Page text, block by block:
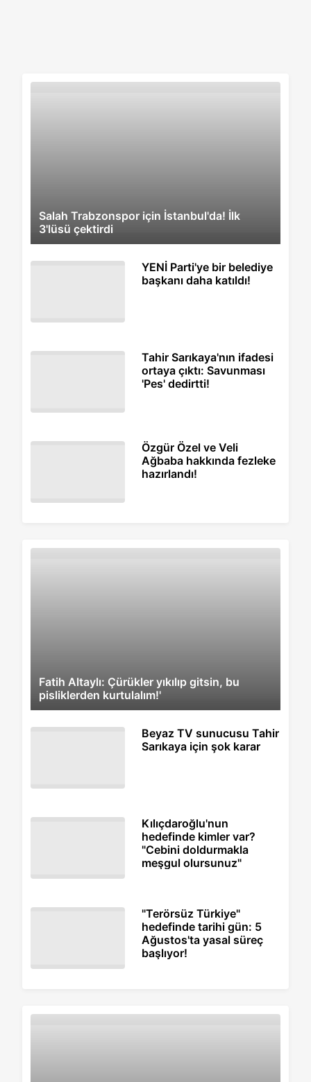
Salah Trabzonspor için İstanbul'da! İlk
3'lüsü çektirdi
YENİ Parti'ye bir belediye
başkanı daha katıldı!
Tahir Sarıkaya'nın ifadesi
ortaya çıktı: Savunması
'Pes' dedirtti!
Özgür Özel ve Veli
Ağbaba hakkında fezleke
hazırlandı!
Fatih Altaylı: Çürükler yıkılıp gitsin, bu
pisliklerden kurtulalım!'
Beyaz TV sunucusu Tahir
Sarıkaya için şok karar
Kılıçdaroğlu'nun
hedefinde kimler var?
"Cebini doldurmakla
meşgul olursunuz"
"Terörsüz Türkiye"
hedefinde tarihi gün: 5
Ağustos'ta yasal süreç
başlıyor!